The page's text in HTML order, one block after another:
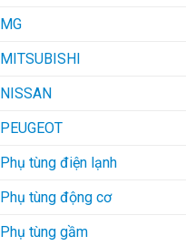
MG
MITSUBISHI
NISSAN
PEUGEOT
Phụ tùng điện lạnh
Phụ tùng động cơ
Phụ tùng gầm